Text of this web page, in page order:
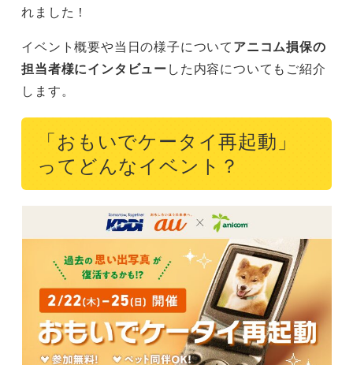
れました！
イベント概要や当日の様子についてアニコム損保の
担当者様にインタビューした内容についてもご紹介
します。
「おもいでケータイ再起動」
ってどんなイベント？